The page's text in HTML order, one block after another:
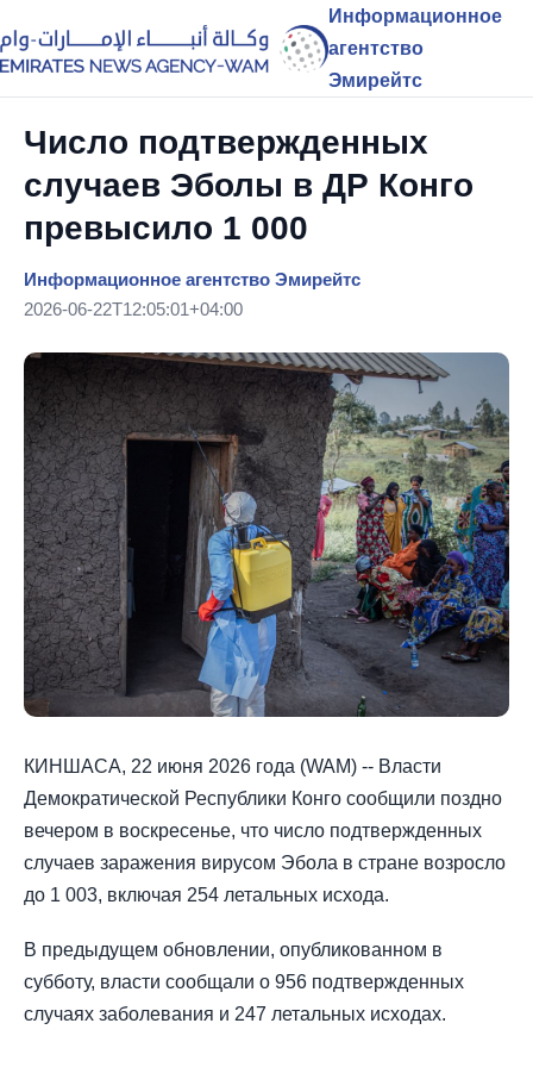
Информационное
агентство
Эмирейтс
Число подтвержденных
случаев Эболы в ДР Конго
превысило 1 000
Информационное агентство Эмирейтс
2026-06-22T12:05:01+04:00
КИНШАСА, 22 июня 2026 года (WAM) -- Власти
Демократической Республики Конго сообщили поздно
вечером в воскресенье, что число подтвержденных
случаев заражения вирусом Эбола в стране возросло
до 1 003, включая 254 летальных исхода.
В предыдущем обновлении, опубликованном в
субботу, власти сообщали о 956 подтвержденных
случаях заболевания и 247 летальных исходах.